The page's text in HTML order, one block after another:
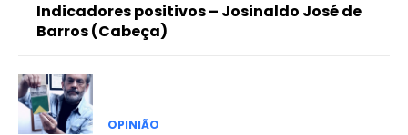
Indicadores positivos – Josinaldo José de
Barros (Cabeça)
OPINIÃO